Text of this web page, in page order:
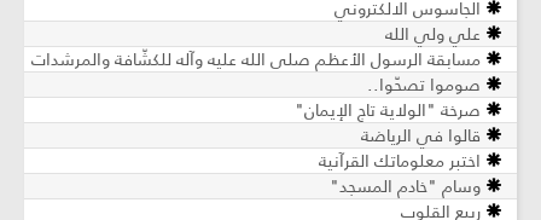
الجاسوس الالكتروني
علي ولي الله
مسابقة الرسول الأعظم صلى الله عليه وآله للكشّافة والمرشدات
صوموا تصحّوا..
صرخة "الولاية تاج الإيمان"
قالوا في الرياضة
اختبر معلوماتك القرآنية
وسام "خادم المسجد"
ربيع القلوب